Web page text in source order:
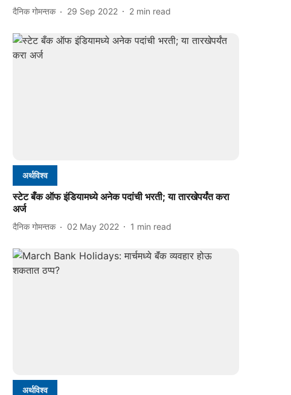
दैनिक गोमन्तक 29 Sep 2022 2 min read
अर्थविश्व
स्टेट बँक ऑफ इंडियामध्ये अनेक पदांची भरती; या तारखेपर्यंत करा
अर्ज
दैनिक गोमन्तक 02 May 2022 1 min read
अर्थविश्व